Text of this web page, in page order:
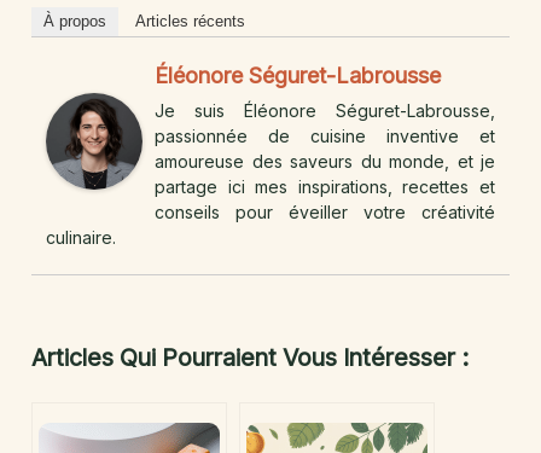
À propos Articles récents
Éléonore Séguret-Labrousse
Je suis Éléonore Séguret-Labrousse,
passionnée de cuisine inventive et
amoureuse des saveurs du monde, et je
partage ici mes inspirations, recettes et
conseils pour éveiller votre créativité
culinaire.
Articles Qui Pourraient Vous Intéresser :